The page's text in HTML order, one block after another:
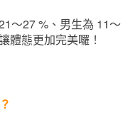
～27 %、男生為 11～
體態更加完美囉！